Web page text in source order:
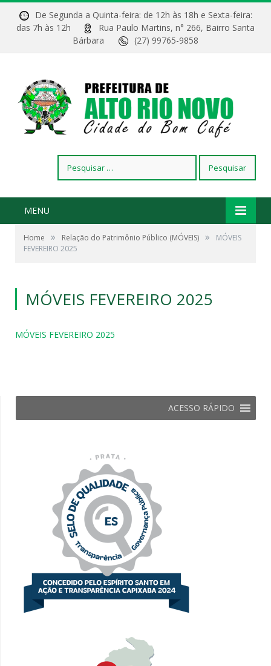
De Segunda a Quinta-feira: de 12h às 18h e Sexta-feira:
das 7h às 12h
Rua Paulo Martins, n° 266, Bairro Santa
Bárbara
(27) 99765-9858
por:
MENU
Home » Relação do Patrimônio Público (MÓVEIS) »
MÓVEIS
FEVEREIRO 2025
MÓVEIS FEVEREIRO 2025
MÓVEIS FEVEREIRO 2025
ACESSO RÁPIDO